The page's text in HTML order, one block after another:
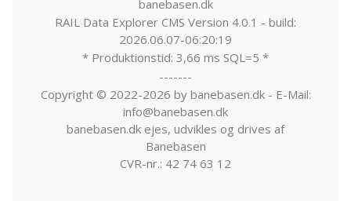
banebasen.dk
RAIL Data Explorer CMS Version 4.0.1 - build:
2026.06.07-06:20:19
* Produktionstid: 3,66 ms SQL=5 *
-------
Copyright © 2022-2026 by banebasen.dk - E-Mail:
info@banebasen.dk
banebasen.dk ejes, udvikles og drives af
Banebasen
CVR-nr.: 42 74 63 12